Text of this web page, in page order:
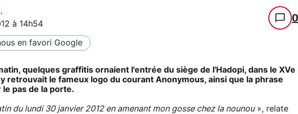
.
à 14h54 0
en favori Google
quelques graffitis ornaient l'entrée du siège de l'Hadopi, dans le XVe
retrouvait le fameux logo du courant Anonymous, ainsi que la phrase
pas de la porte.
du lundi 30 janvier 2012 en amenant mon gosse chez la nounou», relate